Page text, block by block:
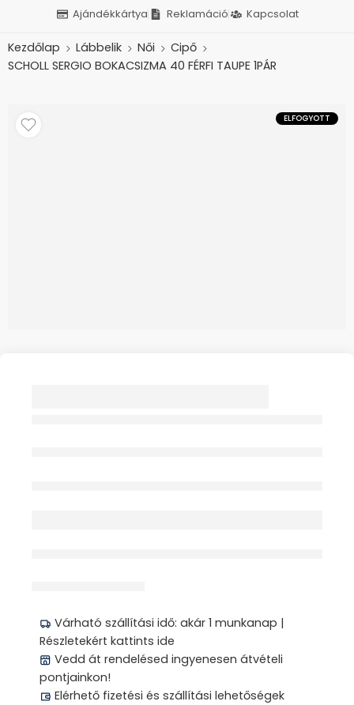
Ajándékkártya Reklamáció Kapcsolat
Kezdőlap Lábbelik Női
Cipő
SCHOLL SERGIO BOKACSIZMA 40 FÉRFI TAUPE 1PÁR
ELFOGYOTT
Várható szállítási idő: akár 1 munkanap |
Részletekért kattints ide
Vedd át rendelésed ingyenesen átvételi
pontjainkon!
Elérhető fizetési és szállítási lehetőségek